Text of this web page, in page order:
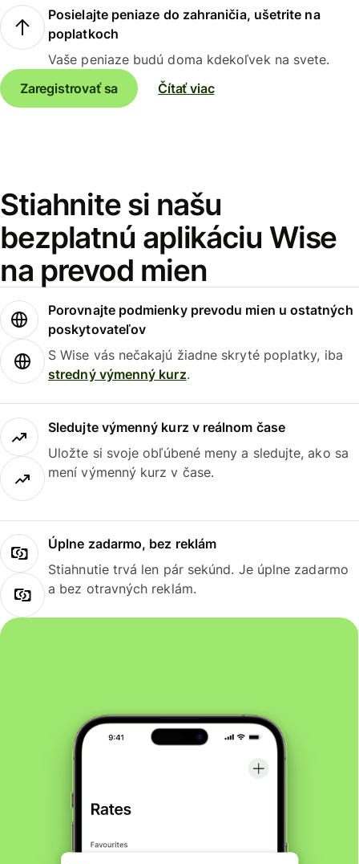
Posielajte peniaze do zahraničia, ušetrite na
poplatkoch
Vaše peniaze budú doma kdekoľvek na svete.
Zaregistrovať sa
Čítať viac
Stiahnite si našu
bezplatnú aplikáciu Wise
na prevod mien
Porovnajte podmienky prevodu mien u ostatných
poskytovateľov
S Wise vás nečakajú žiadne skryté poplatky, iba
stredný výmenný kurz.
Sledujte výmenný kurz v reálnom čase
Uložte si svoje obľúbené meny a sledujte, ako sa
mení výmenný kurz v čase.
Úplne zadarmo, bez reklám
Stiahnutie trvá len pár sekúnd. Je úplne zadarmo
a bez otravných reklám.